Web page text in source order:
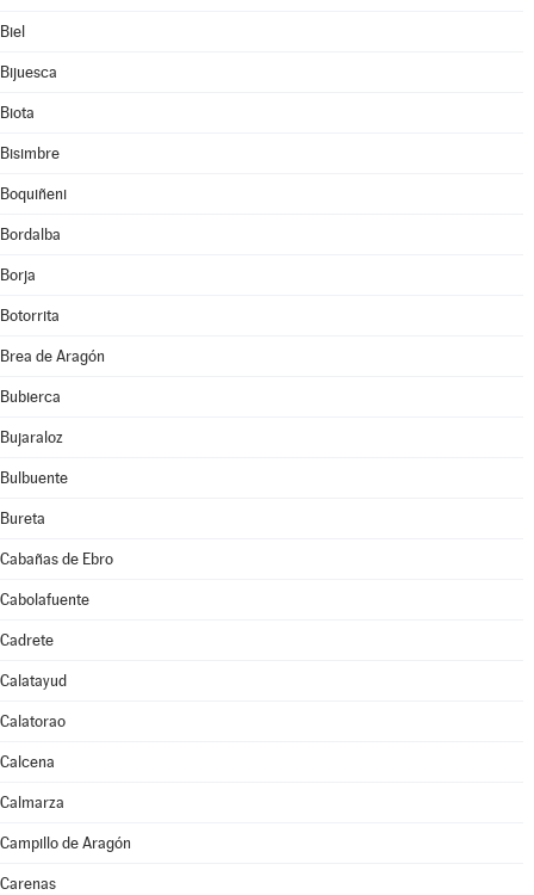
Biel
Bijuesca
Biota
Bisimbre
Boquiñeni
Bordalba
Borja
Botorrita
Brea de Aragón
Bubierca
Bujaraloz
Bulbuente
Bureta
Cabañas de Ebro
Cabolafuente
Cadrete
Calatayud
Calatorao
Calcena
Calmarza
Campillo de Aragón
Carenas